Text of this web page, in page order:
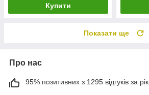
Купити
Показати ще
Про нас
95% позитивних з 1295 відгуків за рік